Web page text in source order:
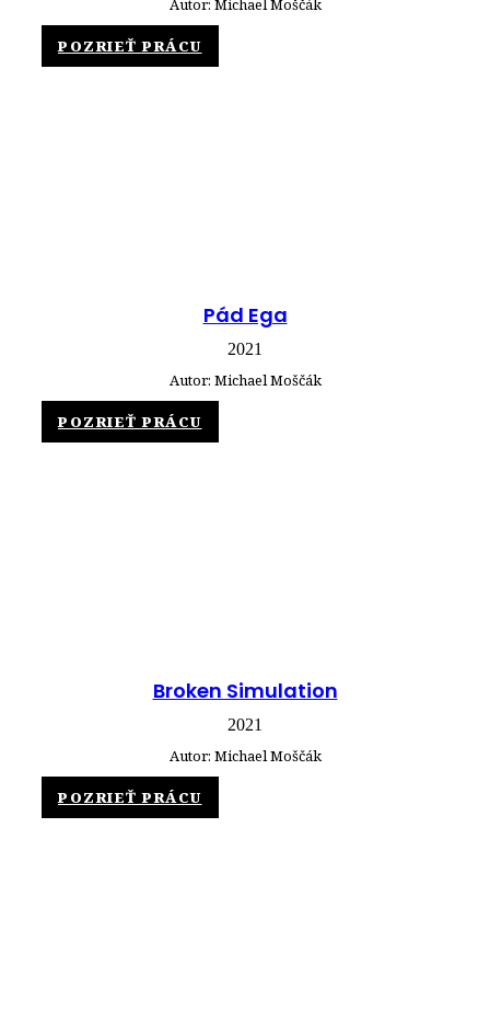
Autor: Michael Moščák
POZRIEŤ PRÁCU
Pád Ega
2021
Autor: Michael Moščák
POZRIEŤ PRÁCU
Broken Simulation
2021
Autor: Michael Moščák
POZRIEŤ PRÁCU